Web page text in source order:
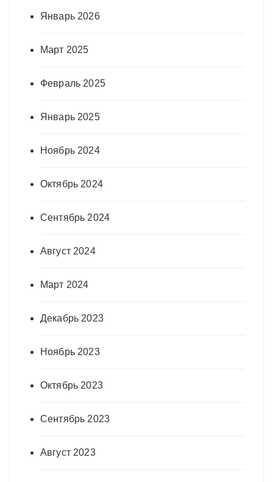
Январь 2026
Март 2025
Февраль 2025
Январь 2025
Ноябрь 2024
Октябрь 2024
Сентябрь 2024
Август 2024
Март 2024
Декабрь 2023
Ноябрь 2023
Октябрь 2023
Сентябрь 2023
Август 2023